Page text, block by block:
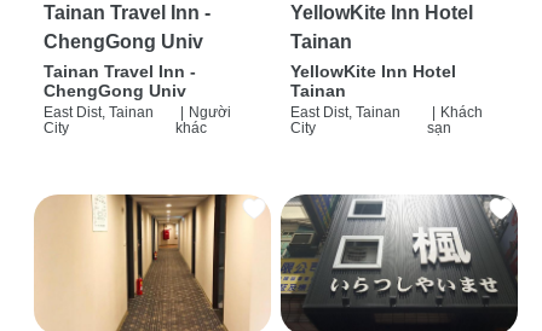
Tainan Travel Inn -
ChengGong Univ
Tainan Travel Inn -
ChengGong Univ
East Dist, Tainan
City
| Người
khác
YellowKite Inn Hotel
Tainan
YellowKite Inn Hotel
Tainan
East Dist, Tainan
City
| Khách
sạn